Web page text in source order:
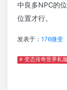
中良多NPC的
位置才行。
发表于： 176微变
# 变态传奇世界私服